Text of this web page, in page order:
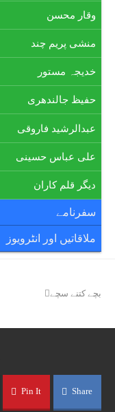
وقار محسن
منشی پریم چند
خدیجہ مستور
حفیظ جالندھری
عبدالرشید فاروقی
علی عباس حسینی
دیگر قلم کاران
سفرنامے
ملاقاتیں اور انٹرویوز
next
بچے کتنے سچے
Pin It Share